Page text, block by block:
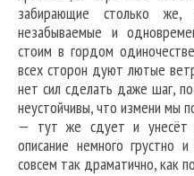
забирающие столько же,
незабываемые и
стоим в гордом
всех сторон дуют лютые
нет сил сделать даже шаг,
неустойчивы, что измени мы
— тут же сдует и унесёт
описание немного
совсем так драматично, как